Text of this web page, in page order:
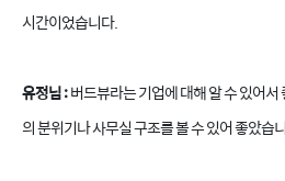
시간이었습니다.
유정님 :버드뷰라는 기업에 대해 알 수 있어
의 분위기나 사무실 구조를 볼 수 있어 좋았습